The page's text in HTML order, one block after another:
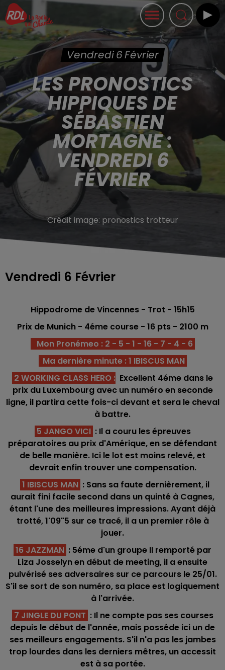
Vendredi 6 Février
LES PRONOSTICS
HIPPIQUES DE
SÉBASTIEN
MORTAGNE :
VENDREDI 6
FÉVRIER
Crédit image: pronostics trotteur
Vendredi 6 Février
Hippodrome de Vincennes - Trot - 15h15
Prix de Munich - 4éme course - 16 pts - 2100 m
Mon Pronémeo : 2 - 5 - 1 - 16 - 7 - 4 - 6
Ma dernière minute : 1 IBISCUS MAN
2 WORKING CLASS HERO : Excellent 4éme dans le
prix du Luxembourg avec un numéro en seconde
ligne, il partira cette fois-ci devant et sera le cheval
à battre.
5 JANGO VICI : Il a couru les épreuves
préparatoires au prix d'Amérique, en se défendant
de belle manière. Ici le lot est moins relevé, et
devrait enfin trouver une compensation.
1 IBISCUS MAN : Sans sa faute dernièrement, il
aurait fini facile second dans un quinté à Cagnes,
étant l'une des meilleures impressions. Ayant déjà
trotté, 1'09"5 sur ce tracé, il a un premier rôle à
jouer.
16 JAZZMAN : 5éme d'un groupe II remporté par
Liza Josselyn en début de meeting, il a ensuite
pulvérisé ses adversaires sur ce parcours le 25/01.
S'il se sort de son numéro, sa place est logiquement
à l'arrivée.
7 JINGLE DU PONT : Il ne compte pas ses courses
depuis le début de l'année, mais posséde ici un de
ses meilleurs engagements. S'il n'a pas les jambes
trop lourdes dans les derniers mêtres, un accessit
est à sa portée.